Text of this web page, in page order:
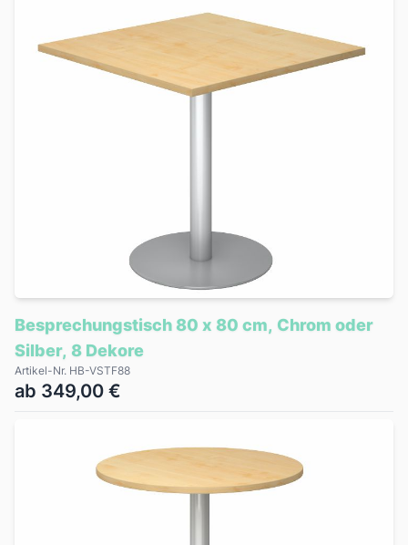
Besprechungstisch 80 x 80 cm, Chrom oder
Silber, 8 Dekore
Artikel-Nr. HB-VSTF88
ab 349,00 €